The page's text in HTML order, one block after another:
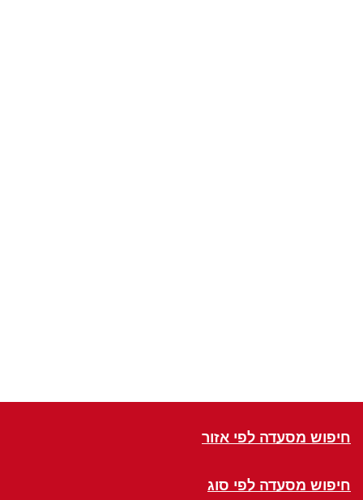
חיפוש מסעדה לפי אזור
חיפוש מסעדה לפי סוג